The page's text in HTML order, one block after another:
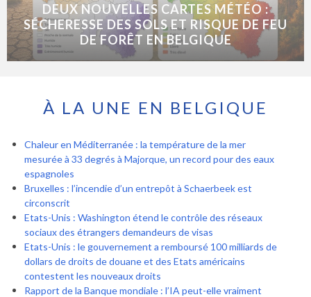
DEUX NOUVELLES CARTES MÉTÉO :
SÉCHERESSE DES SOLS ET RISQUE DE FEU
DE FORÊT EN BELGIQUE
À LA UNE EN BELGIQUE
Chaleur en Méditerranée : la température de la mer
mesurée à 33 degrés à Majorque, un record pour des eaux
espagnoles
Bruxelles : l’incendie d’un entrepôt à Schaerbeek est
circonscrit
Etats-Unis : Washington étend le contrôle des réseaux
sociaux des étrangers demandeurs de visas
Etats-Unis : le gouvernement a remboursé 100 milliards de
dollars de droits de douane et des Etats américains
contestent les nouveaux droits
Rapport de la Banque mondiale : l’IA peut-elle vraiment